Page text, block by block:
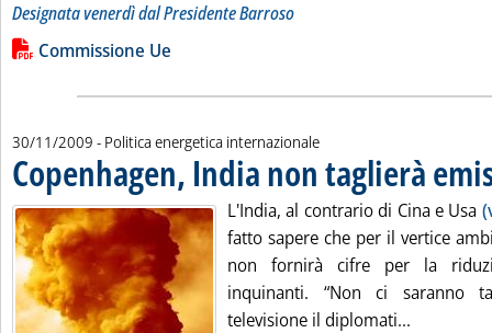
Designata venerdì dal Presidente Barroso
Leggi tutta la notizia: 'La nuova Commissione Ue'
Lista allegati PDF alla notizia
Commissione Ue
30/11/2009 - Politica energetica internazionale
Copenhagen, India non taglierà
L'India, al contrario di Cina e Usa
fatto sapere che per il vertice
non fornirà cifre per la
inquinanti. “Non ci saranno
televisione il diplomati...